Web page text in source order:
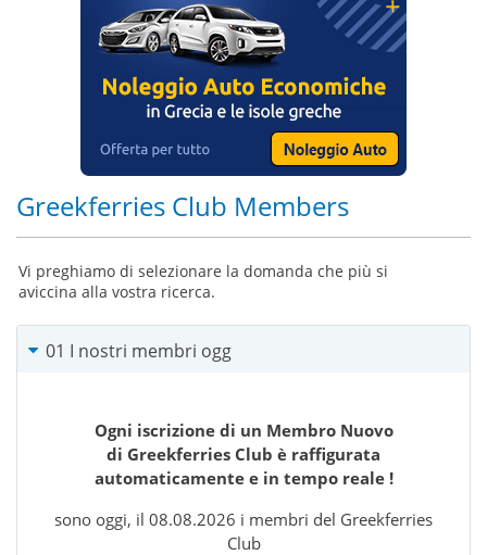
Greekferries Club Members
Vi preghiamo di selezionare la domanda che più si
aviccina alla vostra ricerca.
01 I nostri membri ogg
Ogni iscrizione di un Membro Nuovo
di Greekferries Club è raffigurata
automaticamente e in tempo reale !
sono oggi, il 08.08.2026 i membri del Greekferries
Club